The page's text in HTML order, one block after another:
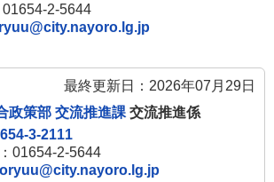
2-5644
最終更新日：2026年07月29日
政策部 交流推進課 交流推進係
3-2111
01654-2-5644